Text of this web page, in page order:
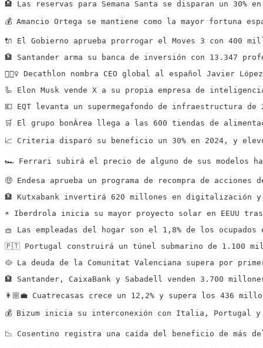
🏨 Las reservas para Semana Santa se disparan un 30%
💰 Amancio Ortega se mantiene como la mayor fortuna
🔌 El Gobierno aprueba prorrogar el Moves 3 con 400
🏦 Santander arma su banca de inversión con 13.347
⛹🏻‍♀️ Decathlon nombra CEO global al español Javier
🦾 Elon Musk vende X a su propia empresa de
💶 EQT levanta un supermegafondo de infraestructura
🛒 El grupo bonÀrea llega a las 600 tiendas de
📈 Criteria disparó su beneficio un 30% en 2024, y
🏎️ Ferrari subirá el precio de alguno de sus modelos
🤑 Endesa aprueba un programa de recompra de
🏦 Kutxabank invertirá 620 millones en digitalización y
☀️ Iberdrola inicia su mayor proyecto solar en EEUU
🧺 Las empleadas del hogar son el 1,8% de los ocupados
🇵🇹 Portugal construirá un túnel submarino de 1.100
🥘 La deuda de la Comunitat Valenciana supera por
🏦 Santander, CaixaBank y Sabadell venden 3.700
👩🏼‍💼 Cuatrecasas crece un 12,2% y supera los 436
💰 Bizum inicia su interconexión con Italia, Portugal y
📉 Cosentino registra una caída del beneficio de más